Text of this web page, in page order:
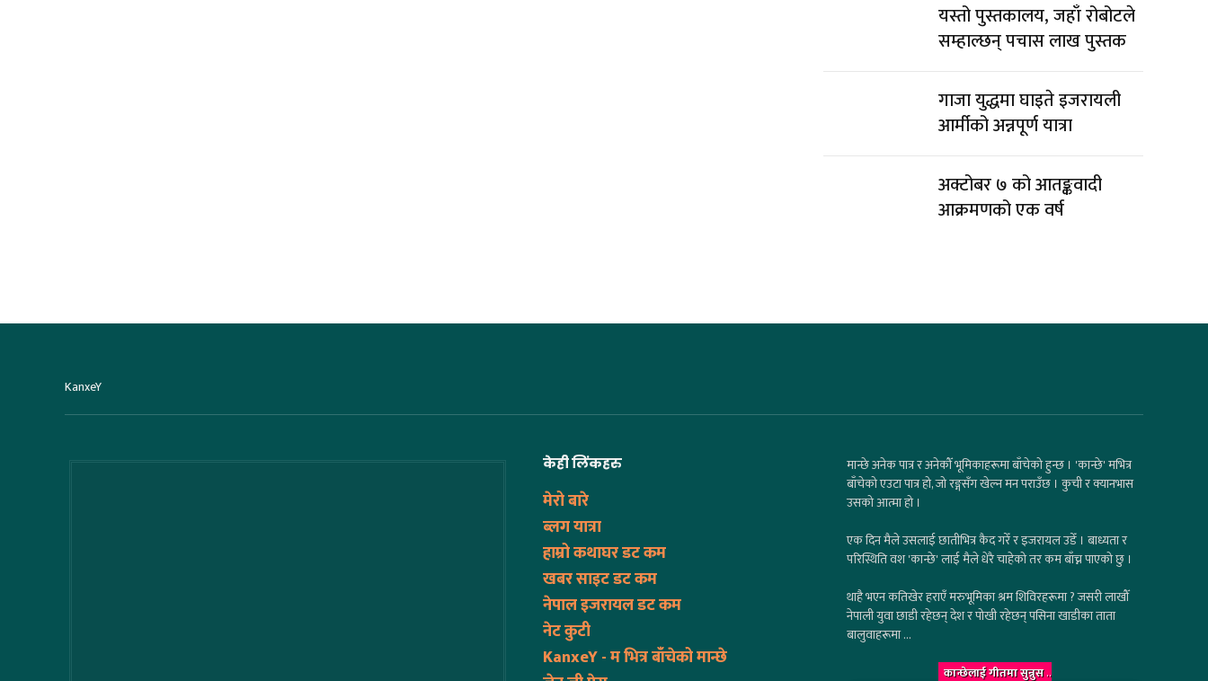
यस्तो पुस्तकालय, जहाँ रोबोटले
सम्हाल्छन् पचास लाख पुस्तक
गाजा युद्धमा घाइते इजरायली
आर्मीको अन्नपूर्ण यात्रा
अक्टोबर ७ को आतङ्कवादी
आक्रमणको एक वर्ष
KanxeY
केही लिंकहरु
मेरो बारे
ब्लग यात्रा
हाम्रो कथाघर डट कम
खबर साइट डट कम
नेपाल इजरायल डट कम
नेट कुटी
KanxeY - म भित्र बाँचेको मान्छे
मान्छे अनेक पात्र र अनेकौँ भूमिकाहरूमा बाँचेको हुन्छ । 'कान्छे' मभित्र
बाँचेको एउटा पात्र हो, जो रङ्गसँग खेल्न मन पराउँछ । कुची र क्यानभास
उसको आत्मा हो ।
एक दिन मैले उसलाई छातीभित्र कैद गरेँ र इजरायल उडेँ । बाध्यता र
परिस्थिति वश 'कान्छे' लाई मैले धेरै चाहेको तर कम बाँच्न पाएको छु ।
थाहै भएन कतिखेर हराएँ मरुभूमिका श्रम शिविरहरूमा ? जसरी लाखौँ
नेपाली युवा छाडी रहेछन् देश र पोखी रहेछन् पसिना खाडीका ताता
बालुवाहरूमा ...
कान्छेलाई गीतमा सुन्नुस..